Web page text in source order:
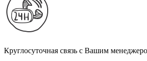
Круглосуточная связь с Вашим